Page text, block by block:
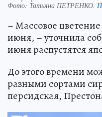
Фото: Татьяна ПЕТРЕНКО.
– Массовое
июня, – уточнила
июня распустятся
До этого времени
разными сортами
персидская,